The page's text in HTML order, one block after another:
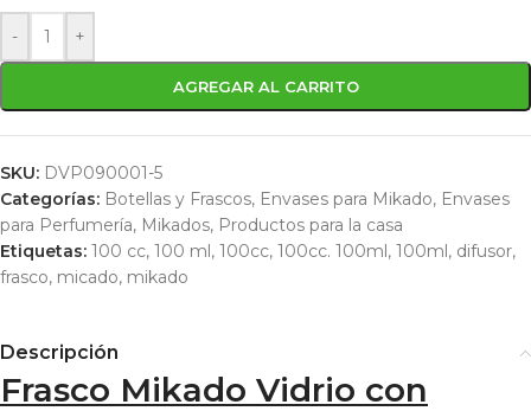
- +
AGREGAR AL CARRITO
SKU: DVP090001-5
Categorías: Botellas y Frascos, Envases para Mikado, Envases
para Perfumería, Mikados, Productos para la casa
Etiquetas: 100 cc, 100 ml, 100cc, 100cc. 100ml, 100ml, difusor,
frasco, micado, mikado
Descripción
Frasco Mikado Vidrio con